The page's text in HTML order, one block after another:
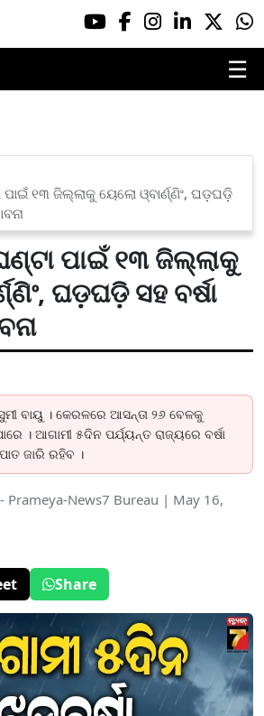
☰
ପାଇଁ ୧୩ ଜିଲ୍ଲାକୁ ୟେଲୋ ଓ୍ବାର୍ଣ୍ଣିଂ, ଘଡ଼ଘଡ଼ି
ପାଇଁ ୧୩ ଜିଲ୍ଲାକୁ
ଘଡ଼ଘଡ଼ି ସହ ବର୍ଷା
ବାୟୁ । କେରଳରେ ଆସନ୍ତା ୨୬ ବେଳକୁ
। ଆଗାମୀ ୫ଦିନ ପର୍ଯ୍ୟନ୍ତ ରାଜ୍ୟରେ ବର୍ଷା
ଜାରି ରହିବ ।
- Prameya-News7 Bureau | May 16,
Share